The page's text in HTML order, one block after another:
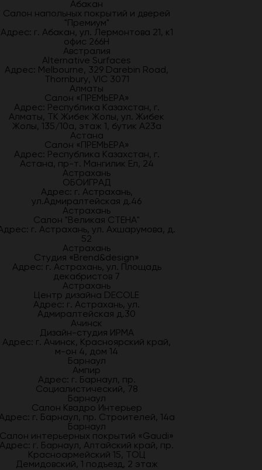
Абакан
Салон напольных покрытий и дверей
"Премиум"
Адрес: г. Абакан, ул. Лермонтова 21, к1
офис 266Н
Австралия
Alternative Surfaces
Адрес: Melbourne, 329 Darebin Road,
Thornbury, VIC 3071
Алматы
Салон «ПРЕМЬЕРА»
Адрес: Республика Казахстан, г.
Алматы, ТК Жибек Жолы, ул. Жибек
Жолы, 135/10а, этаж 1, бутик А23а
Астана
Салон «ПРЕМЬЕРА»
Адрес: Республика Казахстан, г.
Астана, пр-т. Мангилик Ел, 24
Астрахань
ОБОИГРАД
Адрес: г. Астрахань,
ул.Адмиралтейская д.46
Астрахань
Салон "Великая СТЕНА"
г. Астрахань, ул. Ахшарумова, д.
52
Астрахань
Студия «Brend&design»
Адрес: г. Астрахань, ул. Площадь
декабристов 7
Астрахань
Центр дизайна DECOLE
Адрес: г. Астрахань, ул.
Адмиралтейская д.30
Ачинск
Дизайн-студия ИРМА
Адрес: г. Ачинск, Красноярский край,
м-он 4, дом 14
Барнаул
Ампир
Адрес: г. Барнаул, пр.
Социалистический, 78
Барнаул
Салон Квадро Интерьер
г. Барнаул, пр. Строителей, 14а
Барнаул
Салон интерьерных покрытий «Gaudi»
Адрес: г. Барнаул, Алтайский край, пр.
Красноармейский 15, ТОЦ
Демидовский, 1 подъезд, 2 этаж